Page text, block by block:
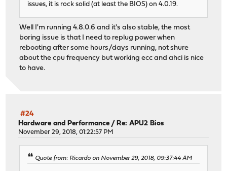
issues, it is rock solid (at least the BIOS) on 4.0.19.
Well I'm running 4.8.0.6 and it's also stable, the most
boring issue is that I need to replug power when
rebooting after some hours/days running, not shure
about the cpu frequency but working ecc and ahci is nice
to have.
#24
Hardware and Performance /Re: APU2 Bios
November 29, 2018, 01:22:57 PM
Quote from: Ricardo on November 29, 2018, 09:37:44 AM